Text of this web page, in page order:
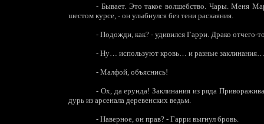
- Бывает. Это такое волшебство. Чары. Меня
шестом курсе, - он улыбнулся без тени раскаяния.
- Подожди, как? - удивился Гарри. Драко отчего-
- Ну… используют кровь… и разные
- Малфой, объяснись!
- Ох, да ерунда! Заклинания из ряда
дурь из арсенала деревенских ведьм.
- Наверное, он прав? - Гарри выгнул бровь.